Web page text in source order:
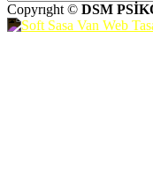
Copyrıght © DSM